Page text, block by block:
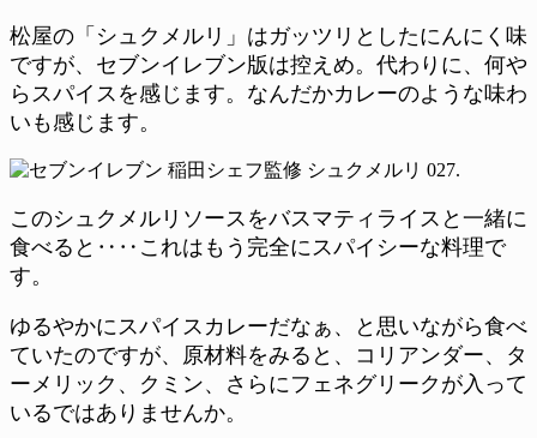
松屋の「シュクメルリ」はガッツリとしたにんにく味
ですが、セブンイレブン版は控えめ。代わりに、何や
らスパイスを感じます。なんだかカレーのような味わ
いも感じます。
このシュクメルリソースをバスマティライスと一緒に
食べると‥‥これはもう完全にスパイシーな料理で
す。
ゆるやかにスパイスカレーだなぁ、と思いながら食べ
ていたのですが、原材料をみると、コリアンダー、タ
ーメリック、クミン、さらにフェネグリークが入って
いるではありませんか。